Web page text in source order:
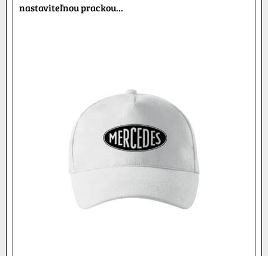
nastaviteľnou prackou...